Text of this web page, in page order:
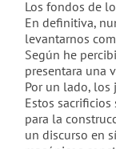
Los fondos de
En definitiva,
levantarnos
Según he
presentara una
Por un lado, los
Estos
para la
un discurso en